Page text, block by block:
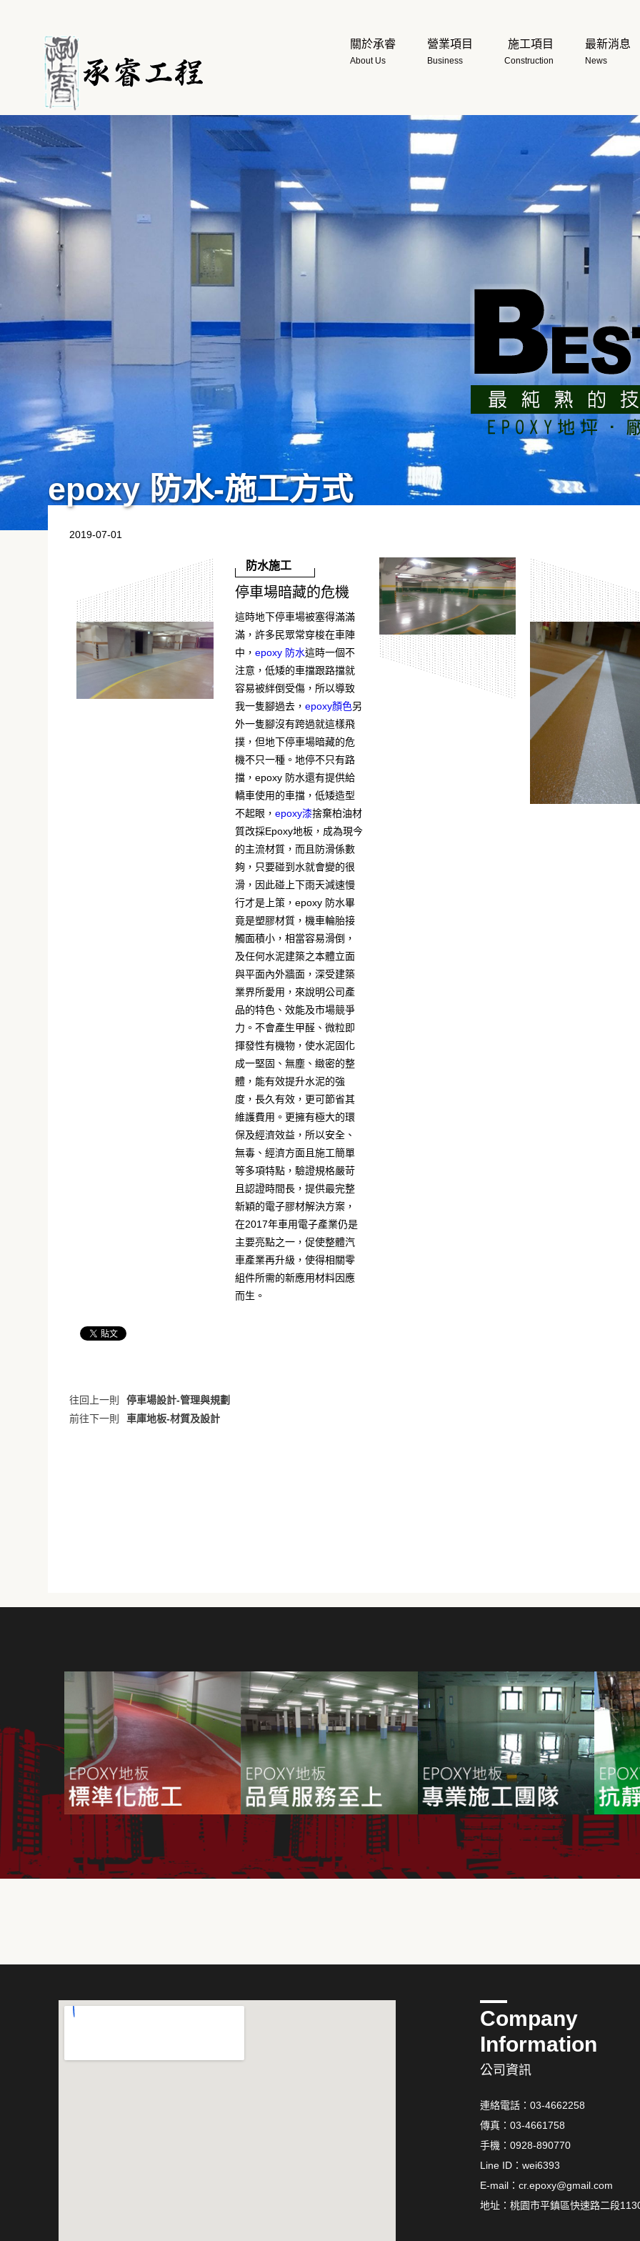
關於承睿
About Us
營業項目
Business
施工項目
Construction
最新消息
News
epoxy 防水-施工方式
2019-07-01
防水施工
停車場暗藏的危機
這時地下停車場被塞得滿滿
滿，許多民眾常穿梭在車陣
中， epoxy 防水這時一個不
注意，低矮的車擋跟路擋就
容易被絆倒受傷，所以導致
我一隻腳過去， epoxy顏色另
外一隻腳沒有跨過就這樣飛
撲，但地下停車場暗藏的危
機不只一種。地停不只有路
擋，epoxy 防水還有提供給
轎車使用的車擋，低矮造型
不起眼， epoxy漆捨棄柏油材
質改採Epoxy地板，成為現今
的主流材質，而且防滑係數
夠，只要碰到水就會變的很
滑，因此碰上下雨天減速慢
行才是上策，epoxy 防水畢
竟是塑膠材質，機車輪胎接
觸面積小，相當容易滑倒，
及任何水泥建築之本體立面
與平面內外牆面，深受建築
業界所愛用，來說明公司產
品的特色、效能及市場競爭
力。不會產生甲醛、微粒即
揮發性有機物，使水泥固化
成一堅固、無塵、緻密的整
體，能有效提升水泥的強
度，長久有效，更可節省其
維護費用。更擁有極大的環
保及經濟效益，所以安全、
無毒、經濟方面且施工簡單
等多項特點，驗證規格嚴苛
且認證時間長，提供最完整
新穎的電子膠材解決方案，
在2017年車用電子產業仍是
主要亮點之一，促使整體汽
車產業再升級，使得相關零
組件所需的新應用材料因應
而生。
往回上一則
停車場設計-管理與規劃
前往下一則
車庫地板-材質及設計
Company
Information
公司資訊
連絡電話： 03-4662258
傳真：03-4661758
手機： 0928-890770
Line ID： wei6393
E-mail： cr.epoxy@gmail.com
地址： 桃園市平鎮區快速路二段